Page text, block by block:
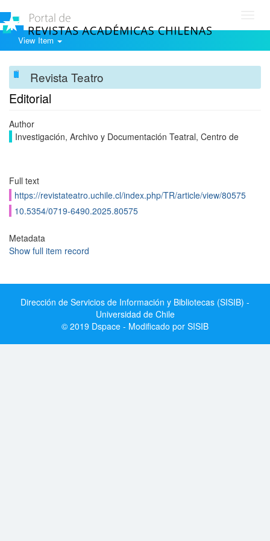
View Item
Revista Teatro
Editorial
Author
Investigación, Archivo y Documentación Teatral, Centro de
Full text
https://revistateatro.uchile.cl/index.php/TR/article/view/80575
10.5354/0719-6490.2025.80575
Metadata
Show full item record
Dirección de Servicios de Información y Bibliotecas (SISIB) -
Universidad de Chile
© 2019 Dspace - Modificado por SISIB